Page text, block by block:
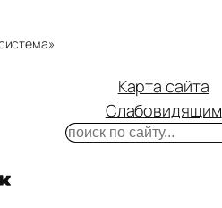
Карта сайта
Слабовидящим
Поиск